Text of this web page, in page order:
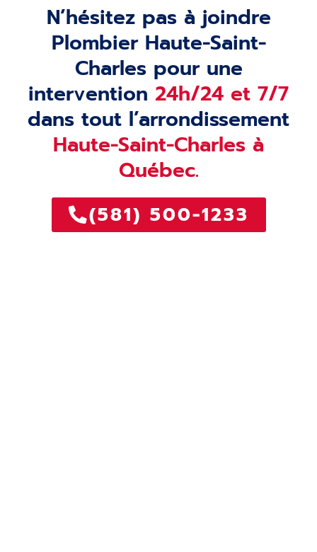
N’hésitez pas à joindre
Plombier Haute-Saint-
Charles pour une
intervention 24h/24 et 7/7
dans tout l’arrondissement
Haute-Saint-Charles à
Québec.
(581) 500-1233